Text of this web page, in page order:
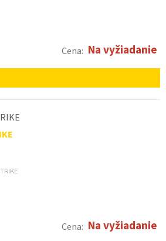
Cena: Na vyžiadanie
Cena: Na vyžiadanie